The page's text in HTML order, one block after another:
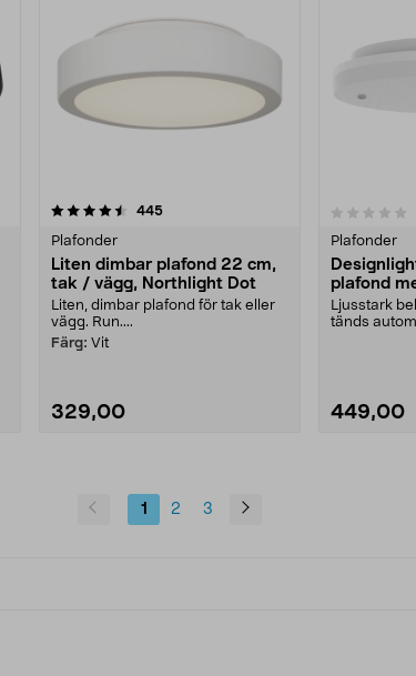
445recensioner
Plafonder
Liten dimbar plafond 22 cm,
tak / vägg, Northlight Dot
Liten, dimbar plafond för tak eller
vägg. Run....
Färg: Vit
329,00
0.0 av 5 stjärnor
Plafonder
plafond
Ljusstark
tänds
449,00
1 2 3